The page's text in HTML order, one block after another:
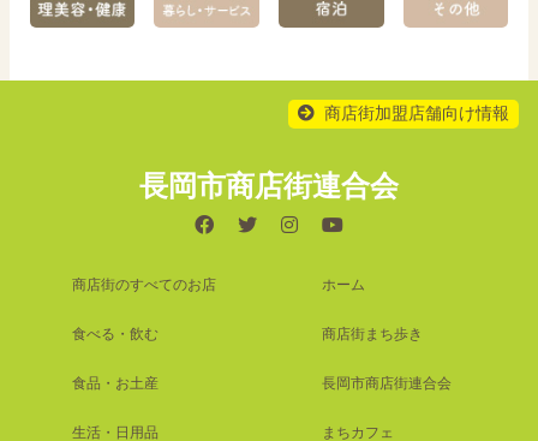
商店街加盟店舗向け情報
長岡市商店街連合会
商店街のすべてのお店
食べる・飲む
食品・お土産
生活・日用品
ホーム
商店街まち歩き
長岡市商店街連合会
まちカフェ